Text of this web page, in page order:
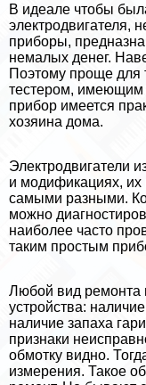
В идеале чтобы
электродвигателя,
приборы,
немалых денег.
Поэтому проще для
тестером, имеющим
прибор имеется
хозяина дома.
Электродвигатели
и модификациях,
самыми разными.
можно
наиболее часто
таким простым
Любой вид ремонта
устройства:
наличие запаха
признаки
обмотку видно.
измерения. Такое